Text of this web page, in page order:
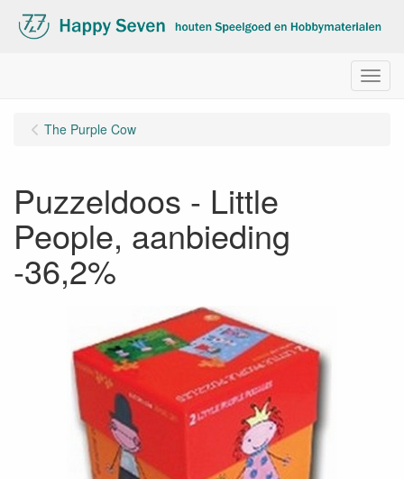
Menu
The Purple Cow
Puzzeldoos - Little
People, aanbieding
-36,2%